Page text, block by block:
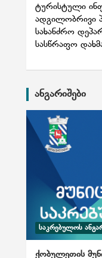
ტურისტული
ადგილობრივი
სახანძრო
სასწრაფო
ანგარიშები
ᲡᲐᲙᲠᲔᲑᲣᲚᲝᲡ
ქობულეთის